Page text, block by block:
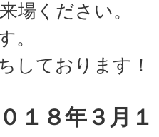
場ください。
。
しております！
０１８年３月